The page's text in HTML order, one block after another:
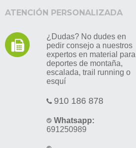
ATENCIÓN PERSONALIZADA
¿Dudas? No dudes en
pedir consejo a nuestros
expertos en material para
deportes de montaña,
escalada, trail running o
esquí
910 186 878
Whatsapp:
691250989